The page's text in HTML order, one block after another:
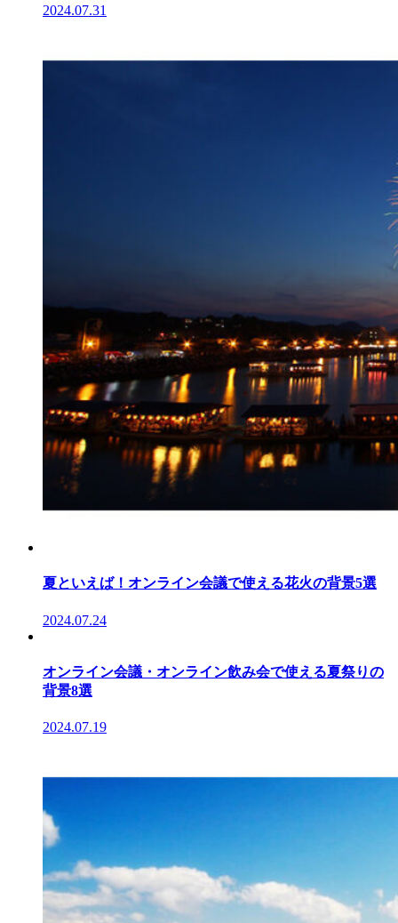
2024.07.31
夏といえば！オンライン会議で使える花火の背景5選
2024.07.24
オンライン会議・オンライン飲み会で使える夏祭りの
背景8選
2024.07.19